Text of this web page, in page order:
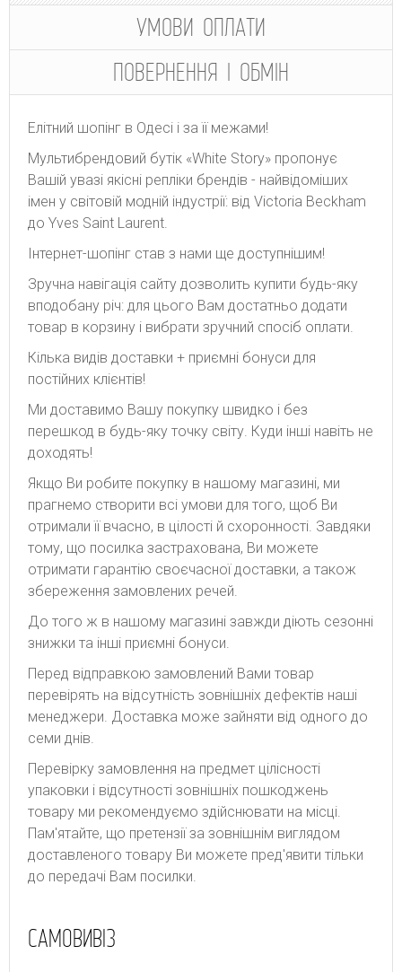
УМОВИ ОПЛАТИ
ПОВЕРНЕННЯ І ОБМІН
Елітний шопінг в Одесі і за її межами!
Мультибрендовий бутік «White Story» пропонує
Вашій увазі якісні репліки брендів - найвідоміших
імен у світовій модній індустрії: від Victoria Beckham
до Yves Saint Laurent.
Інтернет-шопінг став з нами ще доступнішим!
Зручна навігація сайту дозволить купити будь-яку
вподобану річ: для цього Вам достатньо додати
товар в корзину і вибрати зручний спосіб оплати.
Кілька видів доставки + приємні бонуси для
постійних клієнтів!
Ми доставимо Вашу покупку швидко і без
перешкод в будь-яку точку світу. Куди інші навіть не
доходять!
Якщо Ви робите покупку в нашому магазині, ми
прагнемо створити всі умови для того, щоб Ви
отримали її вчасно, в цілості й схоронності. Завдяки
тому, що посилка застрахована, Ви можете
отримати гарантію своєчасної доставки, а також
збереження замовлених речей.
До того ж в нашому магазині завжди діють сезонні
знижки та інші приємні бонуси.
Перед відправкою замовлений Вами товар
перевірять на відсутність зовнішніх дефектів наші
менеджери. Доставка може зайняти від одного до
семи днів.
Перевірку замовлення на предмет цілісності
упаковки і відсутності зовнішніх пошкоджень
товару ми рекомендуємо здійснювати на місці.
Пам'ятайте, що претензії за зовнішнім виглядом
доставленого товару Ви можете пред'явити тільки
до передачі Вам посилки.
САМОВИВІЗ